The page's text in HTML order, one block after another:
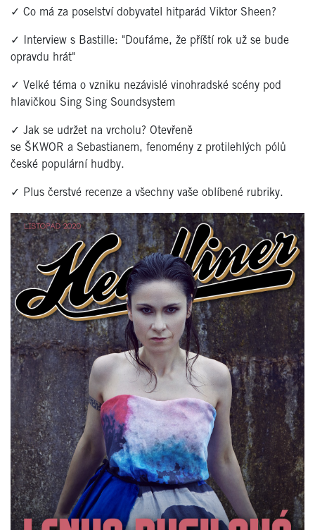
✓ Co má za poselství dobyvatel hitparád Viktor Sheen?
✓ Interview s Bastille: "Doufáme, že příští rok už se bude
opravdu hrát"
✓ Velké téma o vzniku nezávislé vinohradské scény pod
hlavičkou Sing Sing Soundsystem
✓ Jak se udržet na vrcholu? Otevřeně
se ŠKWOR a Sebastianem, fenomény z protilehlých pólů
české populární hudby.
✓ Plus čerstvé recenze a všechny vaše oblíbené rubriky.